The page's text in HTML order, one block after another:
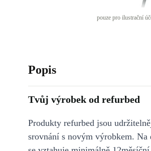
pouze pro ilustrační
Popis
Tvůj výrobek od refurbed
Produkty refurbed jsou
srovnání s novým výrobkem.